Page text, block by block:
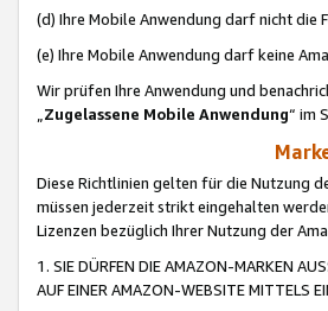
(d) Ihre Mobile Anwendung darf nicht die
(e) Ihre Mobile Anwendung darf keine
Wir prüfen Ihre Anwendung und
„Zugelassene Mobile Anwendung“ im
Diese Richtlinien gelten für die Nutzung
müssen jederzeit strikt eingehalten
Lizenzen bezüglich Ihrer Nutzung der
1. SIE DÜRFEN DIE AMAZON-MARKEN
AUF EINER AMAZON-WEBSITE MITTELS